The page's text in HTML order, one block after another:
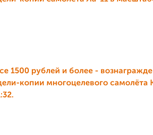
1500 рублей и более -
копии многоцелевого